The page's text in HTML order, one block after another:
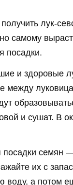
лук-
самому
посадки.
и здоровые
между
и сушат. В
посадки семян
их с
воду, а потом